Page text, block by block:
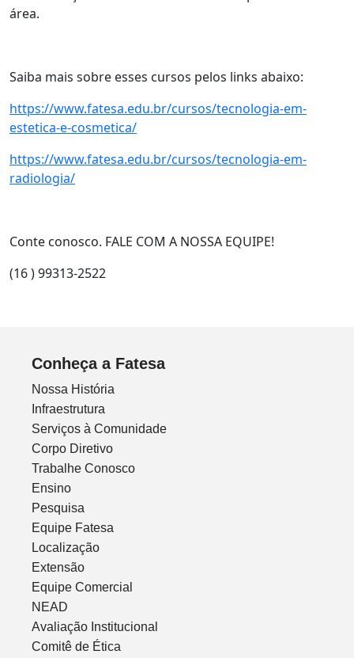
área.
Saiba mais sobre esses cursos pelos links abaixo:
https://www.fatesa.edu.br/cursos/tecnologia-em-
estetica-e-cosmetica/
https://www.fatesa.edu.br/cursos/tecnologia-em-
radiologia/
Conte conosco. FALE COM A NOSSA EQUIPE!
(16 ) 99313-2522
Conheça a Fatesa
Nossa História
Infraestrutura
Serviços à Comunidade
Corpo Diretivo
Trabalhe Conosco
Ensino
Pesquisa
Equipe Fatesa
Localização
Extensão
Equipe Comercial
NEAD
Avaliação Institucional
Comitê de Ética